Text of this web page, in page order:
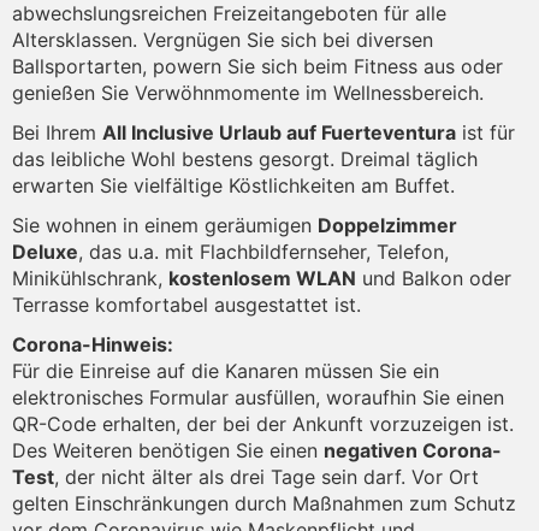
abwechslungsreichen Freizeitangeboten für alle
Altersklassen. Vergnügen Sie sich bei diversen
Ballsportarten, powern Sie sich beim Fitness aus oder
genießen Sie Verwöhnmomente im Wellnessbereich.
Bei Ihrem All Inclusive Urlaub auf Fuerteventura ist für
das leibliche Wohl bestens gesorgt. Dreimal täglich
erwarten Sie vielfältige Köstlichkeiten am Buffet.
Sie wohnen in einem geräumigen Doppelzimmer
Deluxe, das u.a. mit Flachbildfernseher, Telefon,
Minikühlschrank, kostenlosem WLAN und Balkon oder
Terrasse komfortabel ausgestattet ist.
Corona-Hinweis:
Für die Einreise auf die Kanaren müssen Sie ein
elektronisches Formular ausfüllen, woraufhin Sie einen
QR-Code erhalten, der bei der Ankunft vorzuzeigen ist.
Des Weiteren benötigen Sie einen negativen Corona-
Test, der nicht älter als drei Tage sein darf. Vor Ort
gelten Einschränkungen durch Maßnahmen zum Schutz